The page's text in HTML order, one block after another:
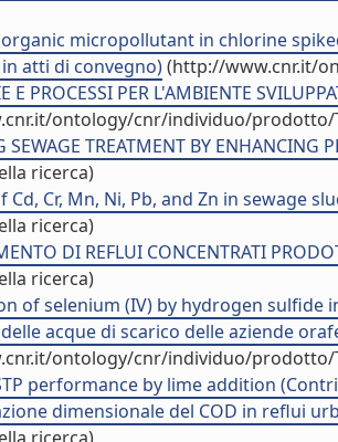
micropollutant in chlorine
atti di convegno)(http://www.cnr.it/
E PROCESSI PER L'AMBIENTE
ontology/cnr/individuo/prodotto/
SEWAGE TREATMENT BY
ricerca)
Cd, Cr, Mn, Ni, Pb, and Zn in sewage
ricerca)
DI REFLUI CONCENTRATI
ricerca)
of selenium (IV) by hydrogen sulfide
acque di scarico delle aziende
ontology/cnr/individuo/prodotto/
performance by lime addition
dimensionale del COD in reflui